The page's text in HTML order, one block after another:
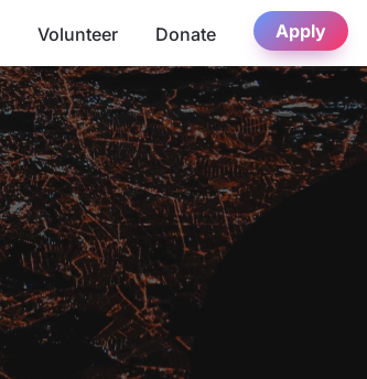
Volunteer Donate Apply